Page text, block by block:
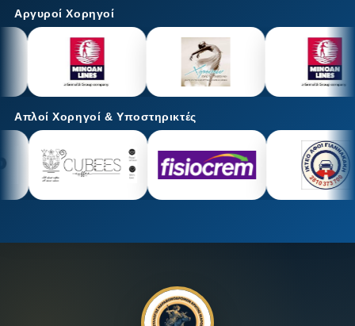
Αργυροί Χορηγοί
Απλοί Χορηγοί & Υποστηρικτές